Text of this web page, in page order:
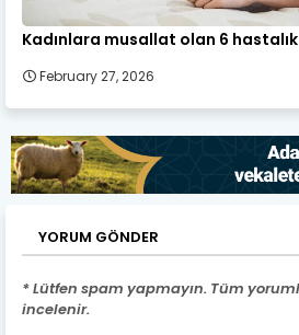
Kadınlara musallat olan 6 hastalık
February 27, 2026
YORUM GÖNDER
* Lütfen spam yapmayın. Tüm
incelenir.